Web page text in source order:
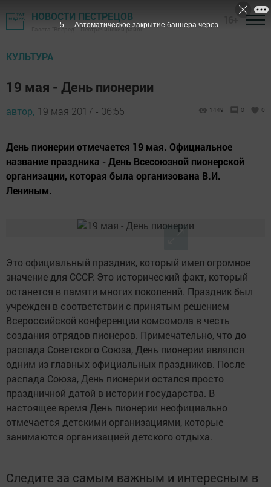
НОВОСТИ ПЕСТРЕЦОВ
Газета "Вперед" - Пестречинский район
КУЛЬТУРА
19 мая - День пионерии
автор, 19 мая 2017 - 06:55 1449 0 0
День пионерии отмечается 19 мая. Официальное
название праздника - День Всесоюзной пионерской
организации, которая была организована В.И.
Лениным.
Это официальный праздник, который имел огромное
значение для СССР. Это исторический факт, который
останется в памяти многих поколений. Праздник был
учрежден в соответствии с принятым решением
Всероссийской конференции комсомола в честь
создания отрядов пионеров. Примечательно, что до
распада Советского Союза, День пионерии являлся
одним из главных официальных праздников. После
распада Союза, День пионерии остался просто
праздничной датой в истории государства. В
настоящее время День пионерии неофициально
отмечается детскими организациями, которые
занимаются организацией детского отдыха.
Следите за самым важным и интересным в
4 Автоматическое закрытие баннера через